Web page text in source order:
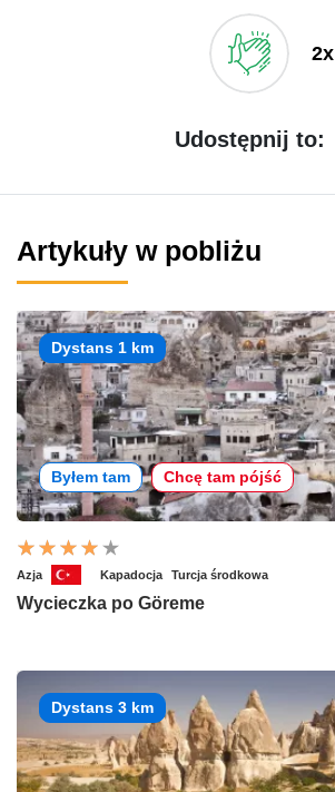
2x
Udostępnij to:
Artykuły w pobliżu
Dystans 1 km
Byłem tam Chcę tam pójść
Azja Kapadocja Turcja środkowa
Wycieczka po Göreme
Dystans 3 km